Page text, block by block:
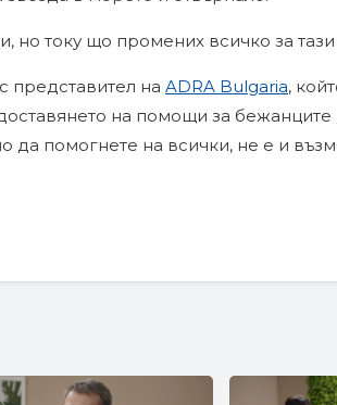
но току що промених всичко за тази
на ADRA Bulgaria,
на помощи за
да помогнете на всички, не е и